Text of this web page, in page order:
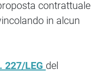
contrattuale
in alcun
227/LEG del